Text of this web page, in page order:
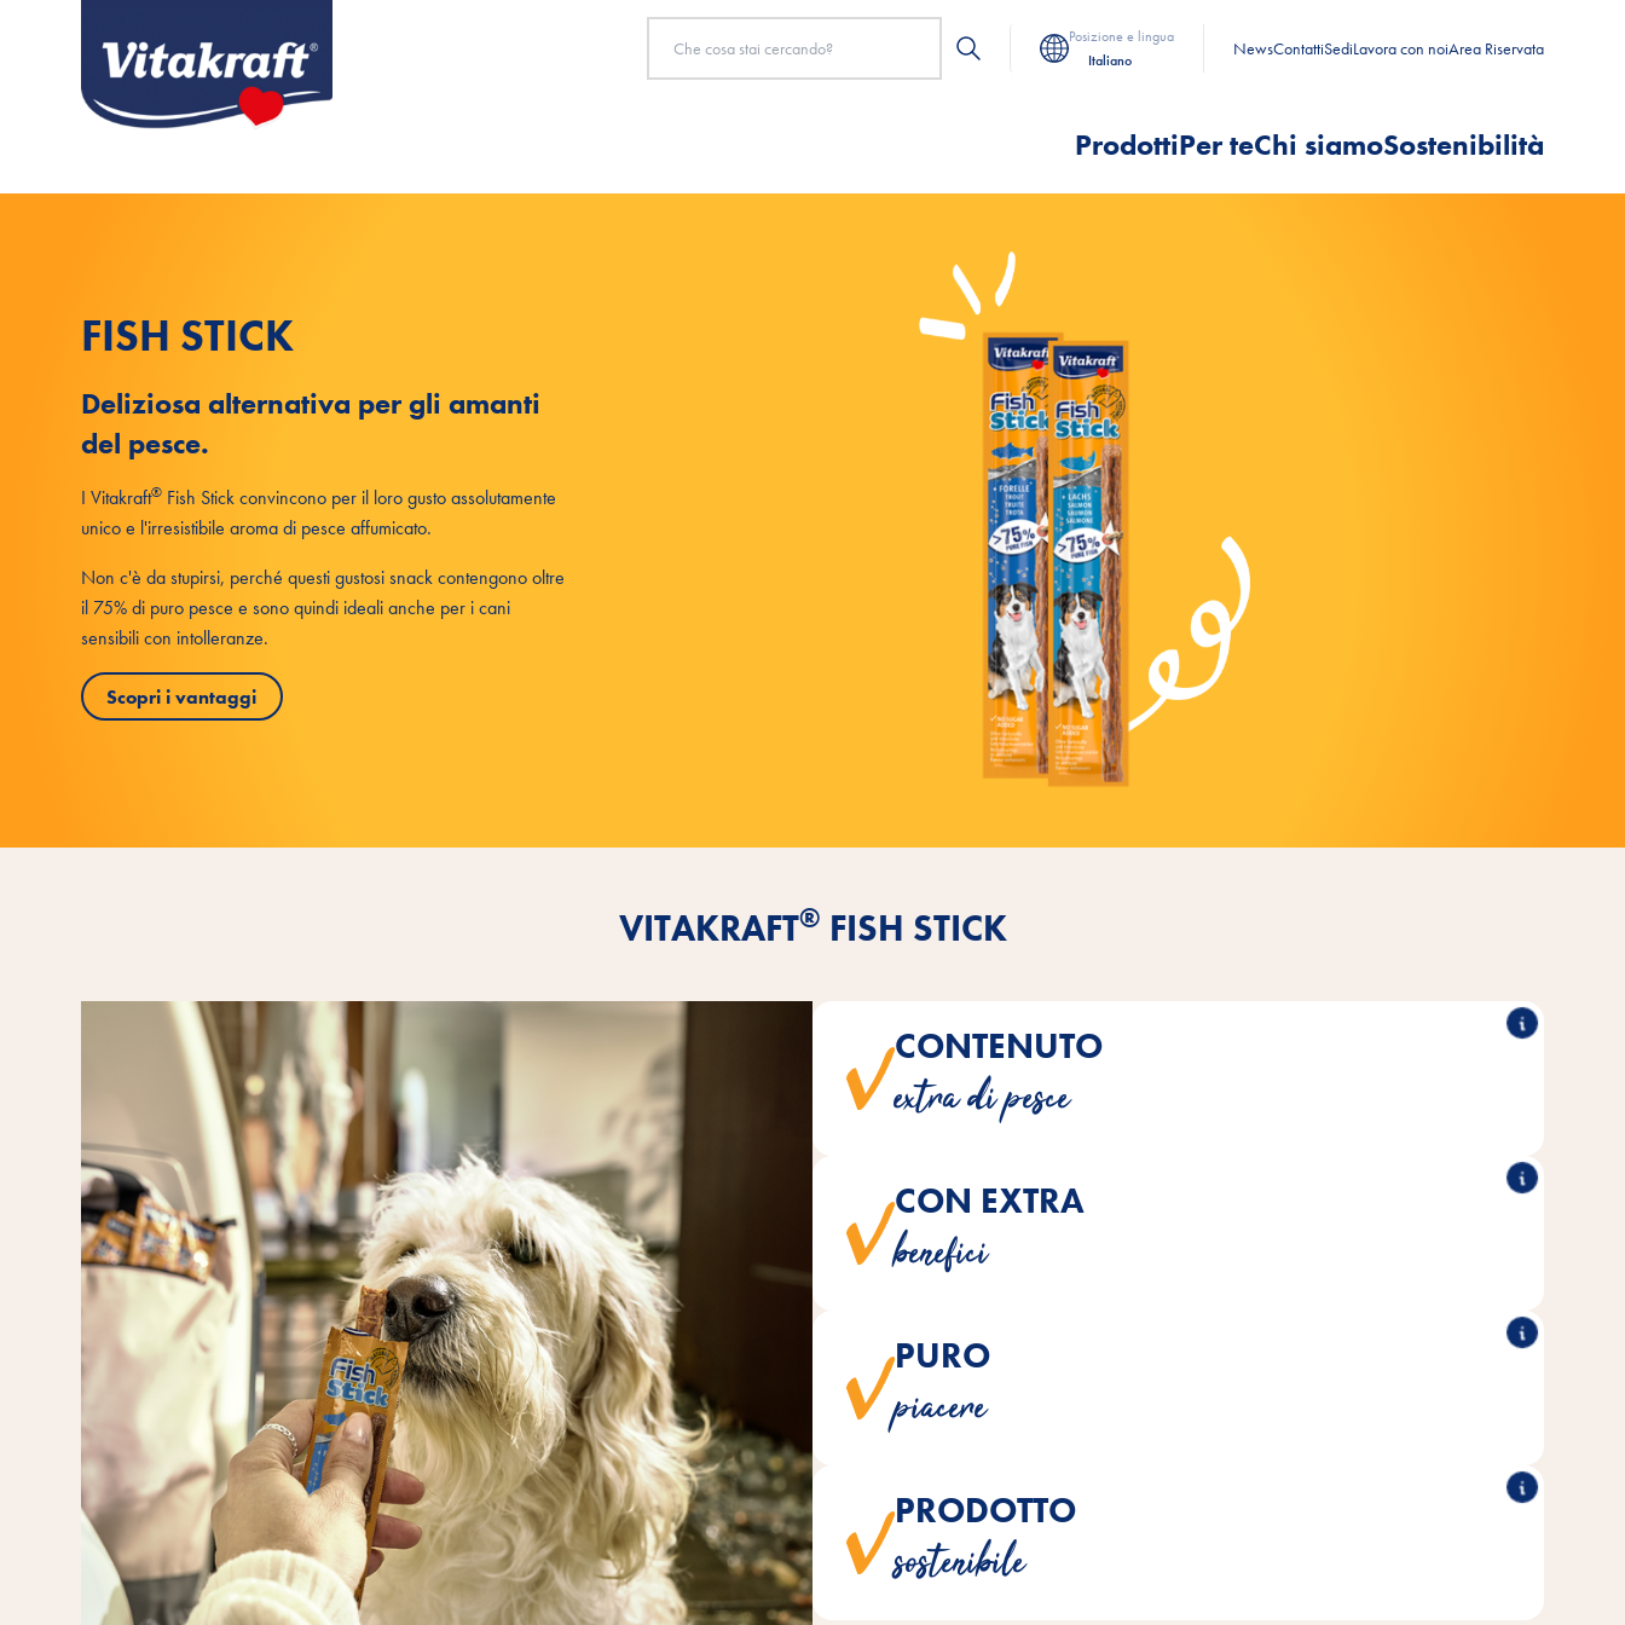
Posizione e lingua
Italiano
NewsContattiSediLavora con noiArea Riservata
ProdottiPer teChi siamoSostenibilità
FISH STICK
Deliziosa alternativa per gli amanti
del pesce.
I Vitakraft® Fish Stick convincono per il loro gusto assolutamente
unico e l'irresistibile aroma di pesce affumicato.
Non c'è da stupirsi, perché questi gustosi snack contengono oltre
il 75% di puro pesce e sono quindi ideali anche per i cani
sensibili con intolleranze.
Scopri i vantaggi
VITAKRAFT® FISH STICK
CONTENUTO
extra di pesce
Fish Stick contengono oltre il 75% di puro pesce.
CON EXTRA
benefici
Gli acidi grassi naturali omega-6 favoriscono la salute della pelle e la bellezza del pelo
PURO
piacere
Fish Stick sono realizzati in maniera naturale senza l'aggiunta di zuccheri,
PRODOTTO
sostenibile
Realizzato in uno stabilimento di produzione sostenibile con elettricità verde e un proprio